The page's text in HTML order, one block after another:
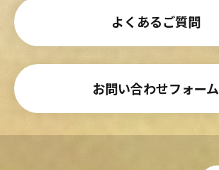
よくあるご質問
お問い合わせフォーム